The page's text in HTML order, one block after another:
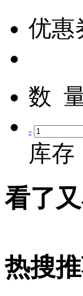
优惠
数 量
-
库存
看了
热搜